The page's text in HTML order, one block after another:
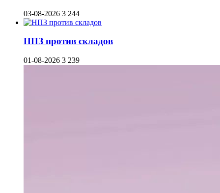
03-08-2026 3 244
НПЗ против складов
01-08-2026 3 239